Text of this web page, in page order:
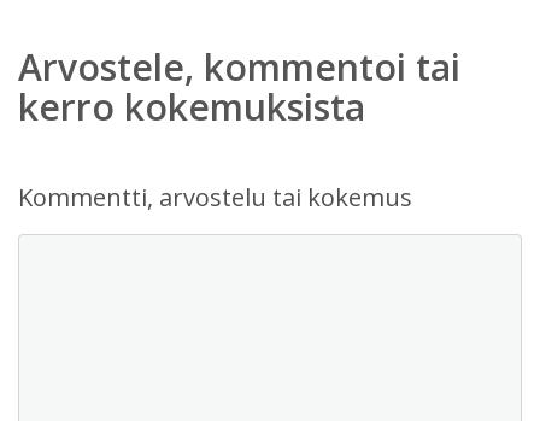
Arvostele, kommentoi tai
kerro kokemuksista
Kommentti, arvostelu tai kokemus